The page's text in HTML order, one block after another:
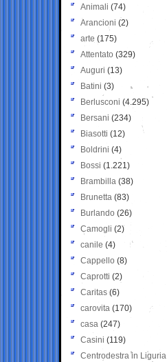
Animali (74)
Arancioni (2)
arte (175)
Attentato (329)
Auguri (13)
Batini (3)
Berlusconi (4.295)
Bersani (234)
Biasotti (12)
Boldrini (4)
Bossi (1.221)
Brambilla (38)
Brunetta (83)
Burlando (26)
Camogli (2)
canile (4)
Cappello (8)
Caprotti (2)
Caritas (6)
carovita (170)
casa (247)
Casini (119)
Centrodestra in Liguria